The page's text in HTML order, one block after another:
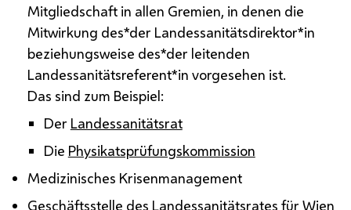
Mitgliedschaft in allen Gremien, in denen die
Mitwirkung des*der Landessanitätsdirektor*in
beziehungsweise des*der leitenden
Landessanitätsreferent*in vorgesehen ist.
Das sind zum Beispiel:
Der Landessanitätsrat
Die Physikatsprüfungskommission
Medizinisches Krisenmanagement
Geschäftsstelle des Landessanitätsrates für Wien